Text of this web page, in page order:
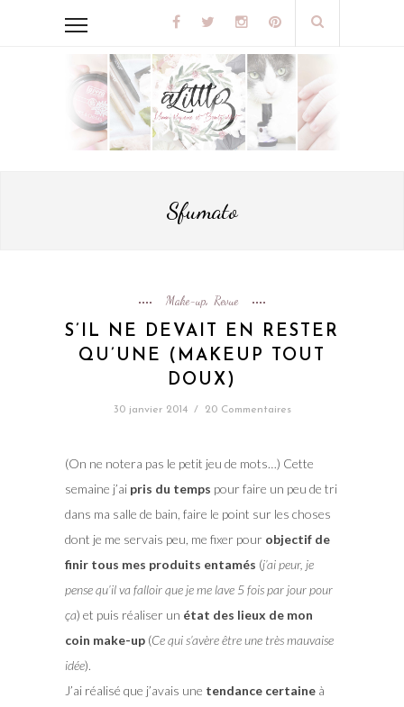
Sfumato
Make-up, Revue
S’IL NE DEVAIT EN RESTER
QU’UNE (MAKEUP TOUT
DOUX)
30 janvier 2014 / 20 Commentaires
(On ne notera pas le petit jeu de mots…) Cette
semaine j’aipris du temps pour faire un peu de tri
dans ma salle de bain, faire le point sur les choses
dont je me servais peu, me fixer pourobjectif de
finir tous mes produits entamés (j’ai peur, je
pense qu’il va falloir que je me lave 5 fois par jour pour
ça) et puis réaliser un état des lieux de mon
coin make-up(Ce qui s’avère être une très mauvaise
idée).
J’ai réalisé que j’avais une tendance certaineà